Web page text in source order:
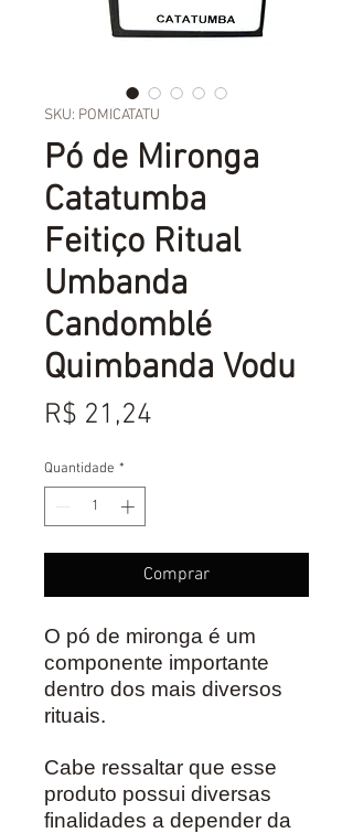
SKU: POMICATATU
Pó de Mironga
Catatumba
Feitiço Ritual
Umbanda
Candomblé
Quimbanda Vodu
R$ 21,24
Quantidade *
Comprar
O pó de mironga é um
componente importante
dentro dos mais diversos
rituais.
Cabe ressaltar que esse
produto possui diversas
finalidades a depender da